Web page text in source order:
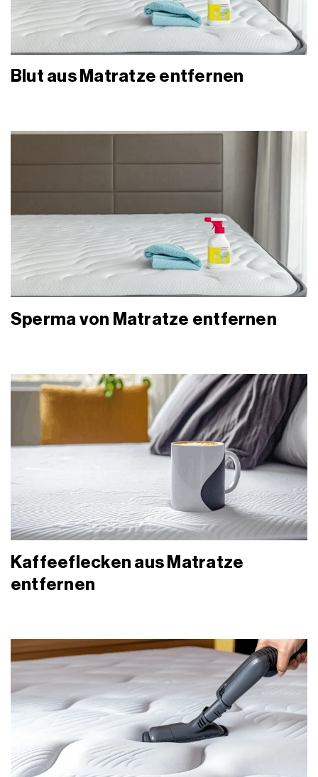
Blut aus Matratze entfernen
Sperma von Matratze entfernen
Kaffeeflecken aus Matratze
entfernen